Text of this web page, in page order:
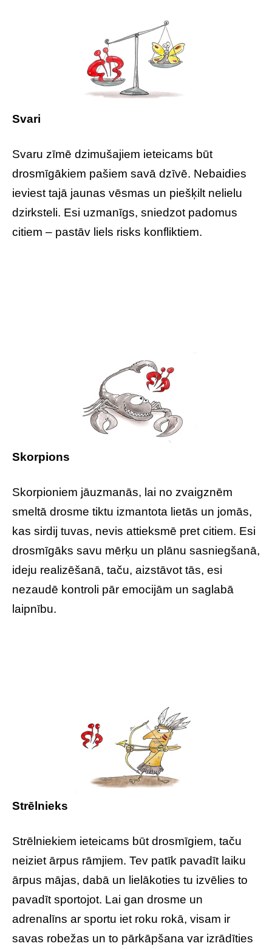
Svari
Svaru zīmē dzimušajiem ieteicams būt
drosmīgākiem pašiem savā dzīvē. Nebaidies
ieviest tajā jaunas vēsmas un piešķilt nelielu
dzirksteli. Esi uzmanīgs, sniedzot padomus
citiem – pastāv liels risks konfliktiem.
Skorpions
Skorpioniem jāuzmanās, lai no zvaigznēm
smeltā drosme tiktu izmantota lietās un jomās,
kas sirdij tuvas, nevis attieksmē pret citiem. Esi
drosmīgāks savu mērķu un plānu sasniegšanā,
ideju realizēšanā, taču, aizstāvot tās, esi
nezaudē kontroli pār emocijām un saglabā
laipnību.
Strēlnieks
Strēlniekiem ieteicams būt drosmīgiem, taču
neiziet ārpus rāmjiem. Tev patīk pavadīt laiku
ārpus mājas, dabā un lielākoties tu izvēlies to
pavadīt sportojot. Lai gan drosme un
adrenalīns ar sportu iet roku rokā, visam ir
savas robežas un to pārkāpšana var izrādīties